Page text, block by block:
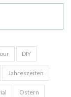
DIY
Jahreszeiten
Ostern